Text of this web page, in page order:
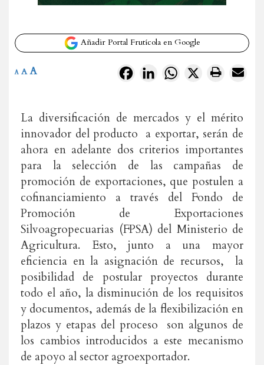
Añadir Portal Frutícola en Google
FacebookLinkedInWhatsApp
X
A A A
La diversificación de mercados y el mérito
innovador del producto a exportar, serán de
ahora en adelante dos criterios importantes
para la selección de las campañas de
promoción de exportaciones, que postulen a
cofinanciamiento a través del Fondo de
Promoción de Exportaciones
Silvoagropecuarias (FPSA) del Ministerio de
Agricultura. Esto, junto a una mayor
eficiencia en la asignación de recursos, la
posibilidad de postular proyectos durante
todo el año, la disminución de los requisitos
y documentos, además de la flexibilización en
plazos y etapas del proceso son algunos de
los cambios introducidos a este mecanismo
de apoyo al sector agroexportador.